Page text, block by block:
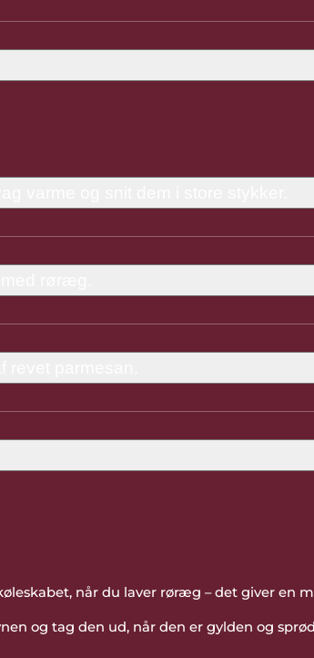
røræg.
parmesan.
når du laver røræg – det giver en
og tag den ud, når den er gylden og